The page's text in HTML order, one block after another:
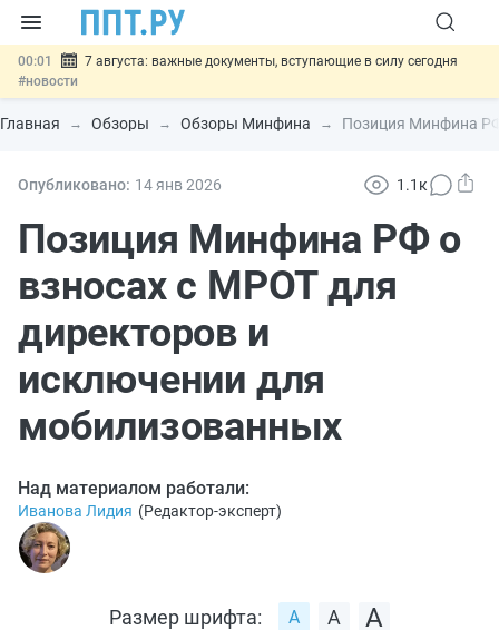
00:01
7 августа: важные документы, вступающие в силу сегодня
#новости
06.08 Минпромторг предложил запретить смешанные лоты
электроники в госзакупках#новости
06.08 Возврат денег за риелторские услуги при недействительных
06.08
Обеспечительный платёж СПОТ могут заменить
банковской гарантией#новости
Главная Обзоры Обзоры Минфина Позиция Минфина
Опубликовано: 14 янв2026 1.1к
Позиция Минфина РФ о
взносах с МРОТ для
директоров и
исключении для
мобилизованных
Над материалом работали:
Иванова Лидия (Редактор-эксперт)
Размер шрифта: